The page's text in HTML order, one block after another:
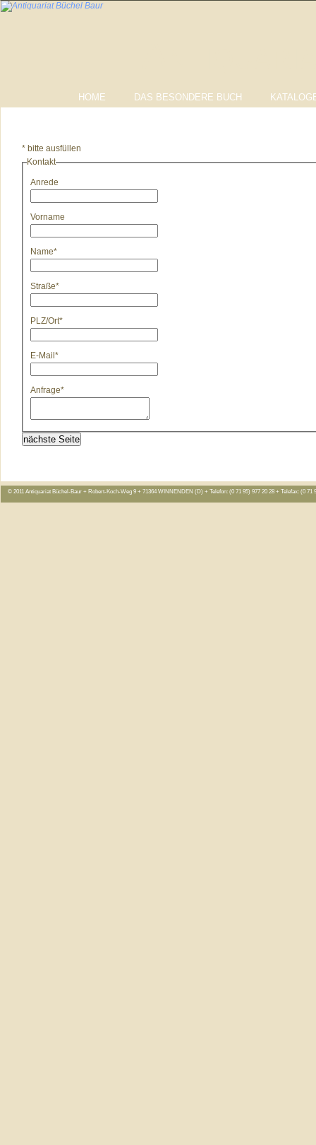
HOME DAS BESONDERE BUCH
* bitte ausfüllen
Kontakt
Anrede
Vorname
Name*
Straße*
PLZ/Ort*
E-Mail *
Anfrage*
nächste Seite
© 2011 Antiquariat Büchel-Baur + Robert-Koch-Weg 9 + 71364 WINNENDEN (D) + Telefon: (0 71 95) 977 20 28 + Telefax: (0 71